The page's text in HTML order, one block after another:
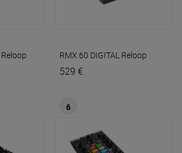
Reloop RMX 60 DIGITAL Reloop
529 €
6